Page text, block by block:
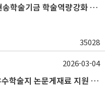
[대학원생]2026학년도 1학기 현송학술기금 학술역량강화 사업 안내
35028
2026학년도 인문대학 재학생 우수학술지 논문게재료 지원 안내
2026-03-04